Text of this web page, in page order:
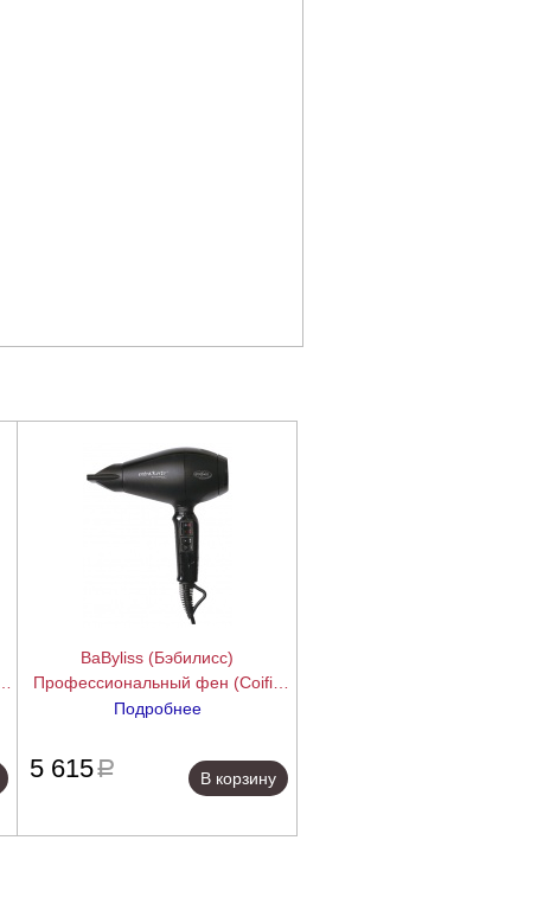
BaByliss (Бэбилисс)
Профессиональный фен (Coifin
ExtraKorto SuperCompact, 2000-
Подробнее
5 615a
В корзину